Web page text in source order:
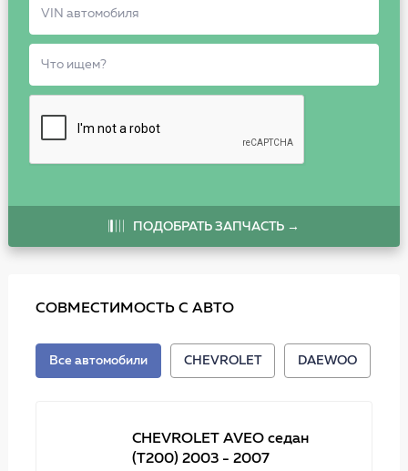
ПОДОБРАТЬ ЗАПЧАСТЬ →
СОВМЕСТИМОСТЬ С АВТО
Все автомобили CHEVROLET DAEWOO
CHEVROLET AVEO седан
(T200) 2003 - 2007